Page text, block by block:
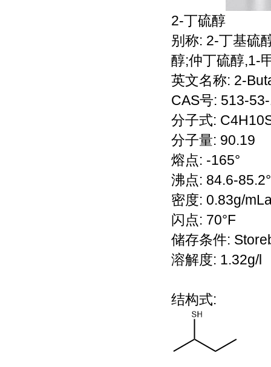
2-丁硫醇
别称: 2-丁基硫
醇;仲丁硫醇,1-
英文名称: 2-
CAS号: 513-
分子式:
分子量: 90.19
熔点: -165°
沸点: 84.6-
密度: 0.83g/
闪点: 70°F
储存条件:
溶解度: 1.32g/l
结构式: